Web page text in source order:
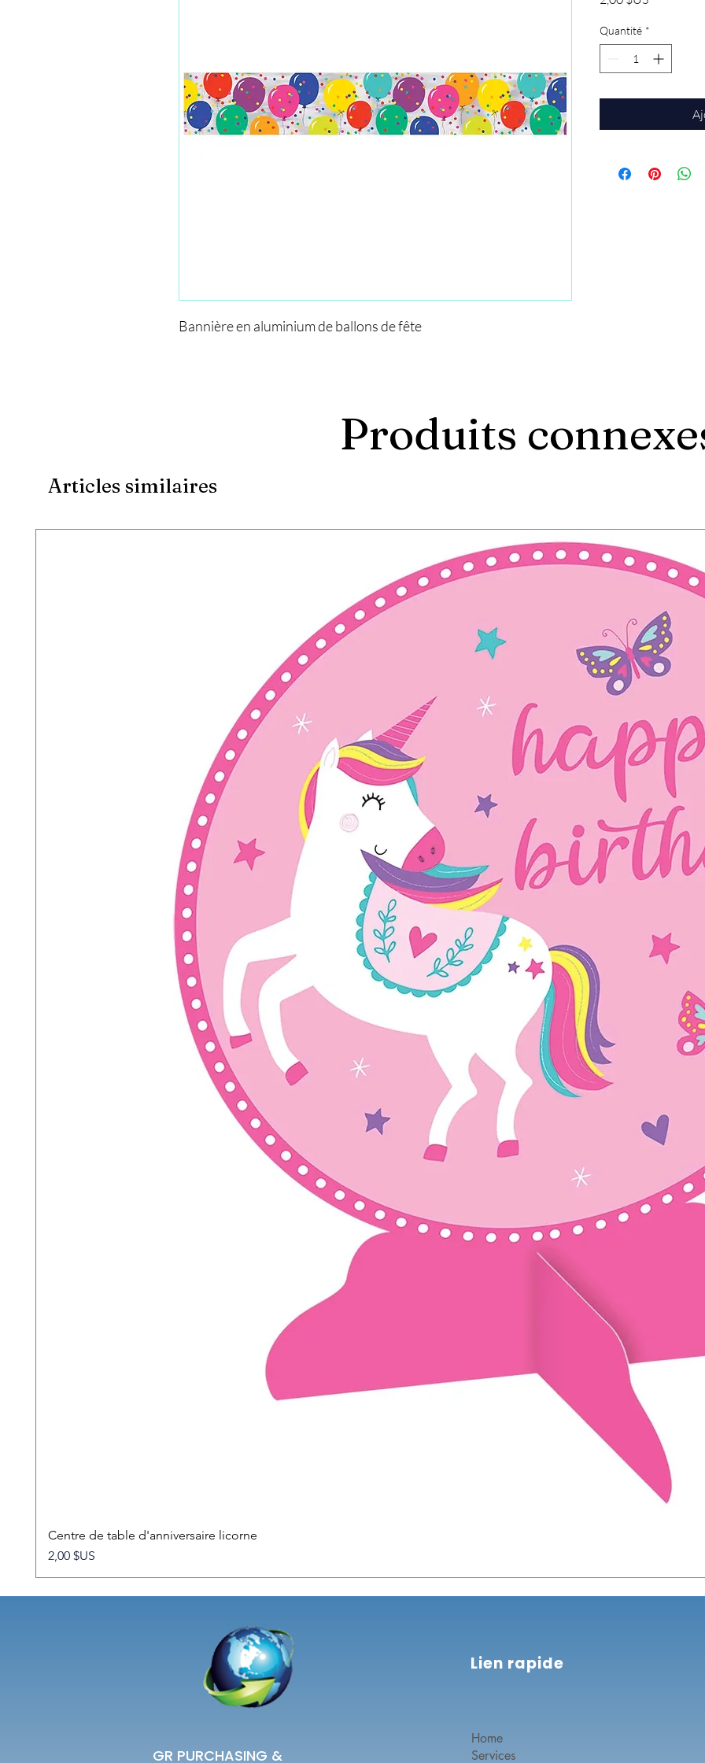
Bannière en aluminium de ballons de fête
Quantité *
Produits
Articles similaires
Centre de table d'anniversaire licorne
Prix
2,00 $US
GR PURCHASING &
Lien rapide
Home
Services